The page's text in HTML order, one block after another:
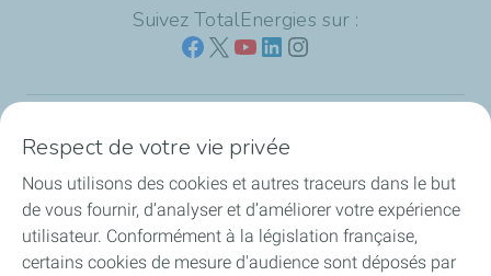
Suivez TotalEnergies sur :
Nos sites
Notre engagement
Notre expertise
Respect de votre vie privée
Nous utilisons des cookies et autres traceurs dans le but
de vous fournir, d’analyser et d’améliorer votre expérience
utilisateur. Conformément à la législation française,
certains cookies de mesure d'audience sont déposés par